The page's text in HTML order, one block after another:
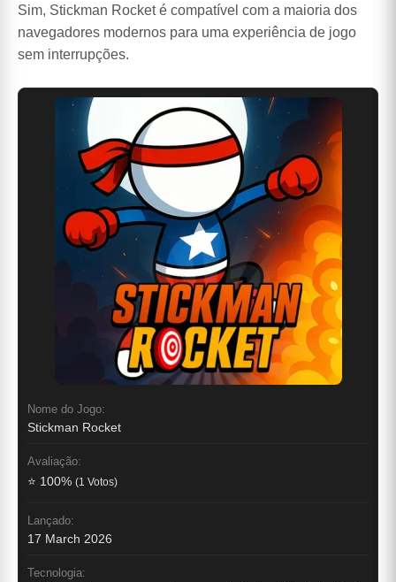
Sim, Stickman Rocket é compatível com a maioria dos
navegadores modernos para uma experiência de jogo
sem interrupções.
Nome do Jogo:
Stickman Rocket
Avaliação:
⭐ 100% (1 Votos)
Lançado:
17 March 2026
Tecnologia: